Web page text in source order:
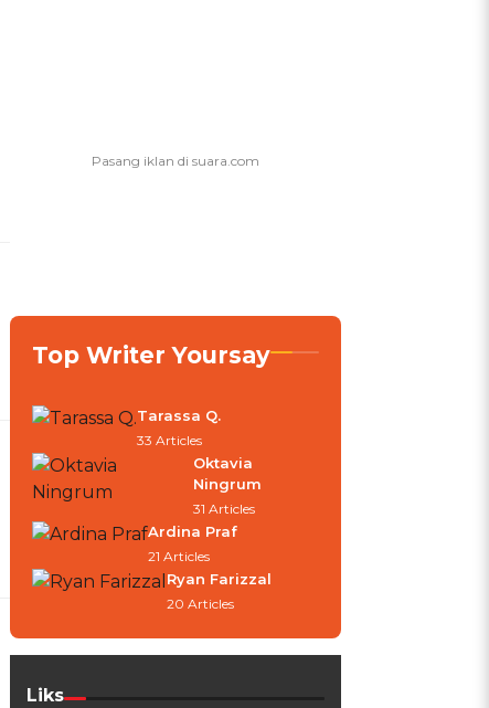
Top Writer Yoursay
Tarassa Q.
33 Articles
Oktavia
Ningrum
31 Articles
Ardina Praf
21 Articles
Ryan Farizzal
20 Articles
Liks